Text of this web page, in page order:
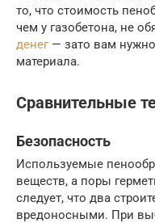
то, что стоимость
чем у газобетона, не
денег— зато вам нужно
материала.
Сравнительные
Безопасность
Используемые
веществ, а поры
следует, что два
вредоносными. При